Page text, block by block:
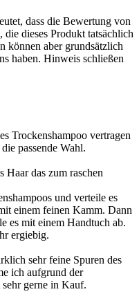
dass die Bewertung von
dieses Produkt tatsächlich
können aber grundsätzlich
haben. Hinweis schließen
Trockenshampoo vertragen
passende Wahl.
Haar das zum raschen
und verteile es
einem feinen Kamm. Dann
es mit einem Handtuch ab.
ergiebig.
sehr feine Spuren des
ich aufgrund der
gerne in Kauf.